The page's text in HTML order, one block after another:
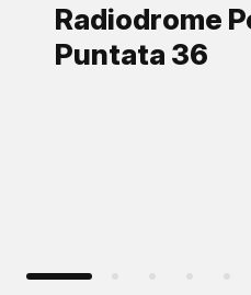
Radiodrome
Puntata 36